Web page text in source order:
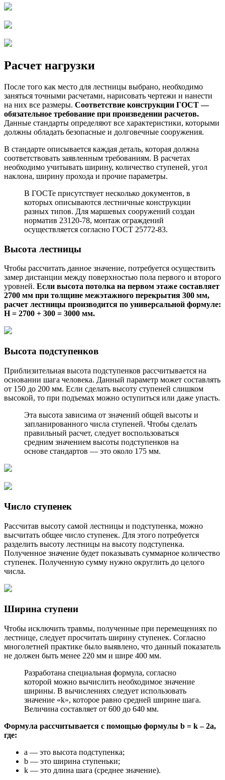
Расчет нагрузки
После того как место для лестницы выбрано, необходимо
заняться точными расчетами, нарисовать чертежи и нанести
на них все размеры. Соответствие конструкции ГОСТ —
обязательное требование при произведении расчетов.
Данные стандарты определяют все характеристики, которыми
должны обладать безопасные и долговечные сооружения.
В стандарте описывается каждая деталь, которая должна
соответствовать заявленным требованиям. В расчетах
необходимо учитывать ширину, количество ступеней, угол
наклона, ширину прохода и прочие параметры.
В ГОСТе присутствует несколько документов, в
которых описываются лестничные конструкции
разных типов. Для маршевых сооружений создан
норматив 23120-78, монтаж ограждений
осуществляется согласно ГОСТ 25772-83.
Высота лестницы
Чтобы рассчитать данное значение, потребуется осуществить
замер дистанции между поверхностью пола первого и второго
уровней. Если высота потолка на первом этаже составляет
2700 мм при толщине межэтажного перекрытия 300 мм,
расчет лестницы производится по универсальной формуле:
Н = 2700 + 300 = 3000 мм.
Высота подступенков
Приблизительная высота подступенков рассчитывается на
основании шага человека. Данный параметр может составлять
от 150 до 200 мм. Если сделать высоту ступеней слишком
высокой, то при подъемах можно оступиться или даже упасть.
Эта высота зависима от значений общей высоты и
запланированного числа ступеней. Чтобы сделать
правильный расчет, следует воспользоваться
средним значением высоты подступенков на
основе стандартов — это около 175 мм.
Число ступенек
Рассчитав высоту самой лестницы и подступенка, можно
высчитать общее число ступенек. Для этого потребуется
разделить высоту лестницы на высоту подступенка.
Полученное значение будет показывать суммарное количество
ступенек. Полученную сумму нужно округлить до целого
числа.
Ширина ступени
Чтобы исключить травмы, полученные при перемещениях по
лестнице, следует просчитать ширину ступенек. Согласно
многолетней практике было выявлено, что данный показатель
не должен быть менее 220 мм и шире 400 мм.
Разработана специальная формула, согласно
которой можно вычислить необходимое значение
ширины. В вычислениях следует использовать
значение «k», которое равно средней ширине шага.
Величина составляет от 600 до 640 мм.
Формула рассчитывается с помощью формулы b = k – 2а,
где:
а — это высота подступенка;
b — это ширина ступеньки;
k — это длина шага (среднее значение).